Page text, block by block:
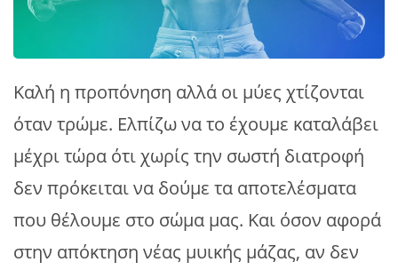
Καλή η προπόνηση αλλά οι μύες χτίζονται
όταν τρώμε. Ελπίζω να το έχουμε καταλάβει
μέχρι τώρα ότι χωρίς την σωστή διατροφή
δεν πρόκειται να δούμε τα αποτελέσματα
που θέλουμε στο σώμα μας. Και όσον αφορά
στην απόκτηση νέας μυικής μάζας, αν δεν